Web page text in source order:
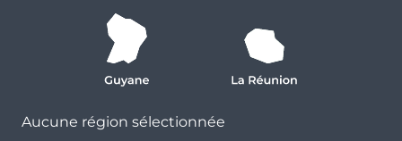
Aucune région sélectionnée